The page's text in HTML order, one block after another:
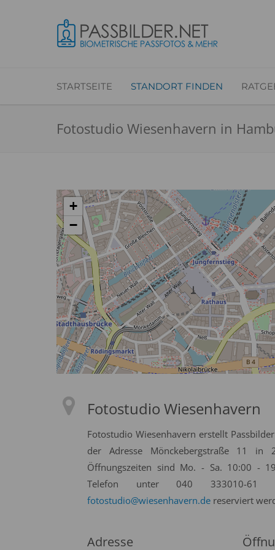
STARTSEITE STANDORT FINDEN
Fotostudio Wiesenhavern in
+
−
Fotostudio Wiesenhavern
Fotostudio Wiesenhavern erstellt
der Adresse Mönckebergstraße 11 in
Öffnungszeiten sind Mo. - Sa. 10:00 -
Telefon unter 040 333010-
fotostudio@wiesenhavern.de reserviert
Adresse